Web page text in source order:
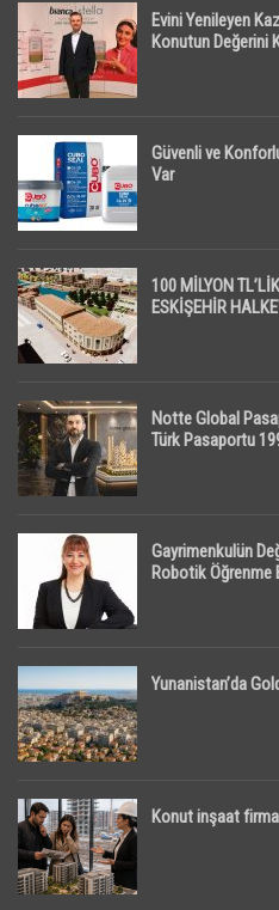
Evini Yenileyen
Konutun Değerini
Güvenli ve
Var
100 MİLYON
ESKİŞEHİR
Notte Global
Türk Pasaportu
Gayrimenkulün
Robotik Öğrenme
Yunanistan’da
Konut inşaat